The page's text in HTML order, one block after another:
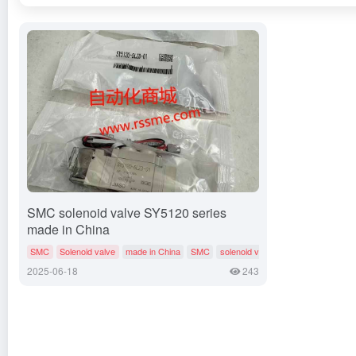
SMC solenoid valve SY5120 series
made in China
SMC Solenoid valve made in China SMC solenoid valve
2025-06-18 243